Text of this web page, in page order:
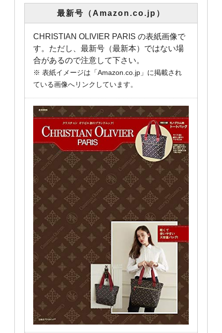
最新号（Amazon.co.jp）
CHRISTIAN OLIVIER PARIS の表紙画像で
す。ただし、最新号（最新本）ではない場
合があるので注意して下さい。
※ 表紙イメージは「Amazon.co.jp」に掲載され
ている画像へリンクしています。